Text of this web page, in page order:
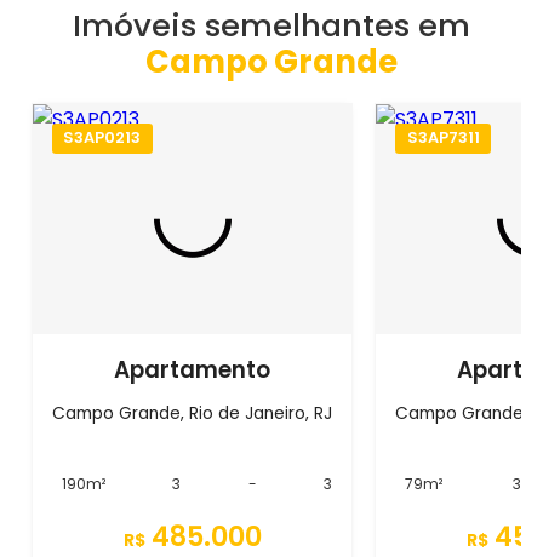
Imóveis semelhantes em
Campo Grande
S3AP0213
Apartamento
Campo Grande, Rio de Janeiro, RJ
190m² 3 - 3
R$ 485.000
S3AP7311
Campo Grande,
79m² 3
R$